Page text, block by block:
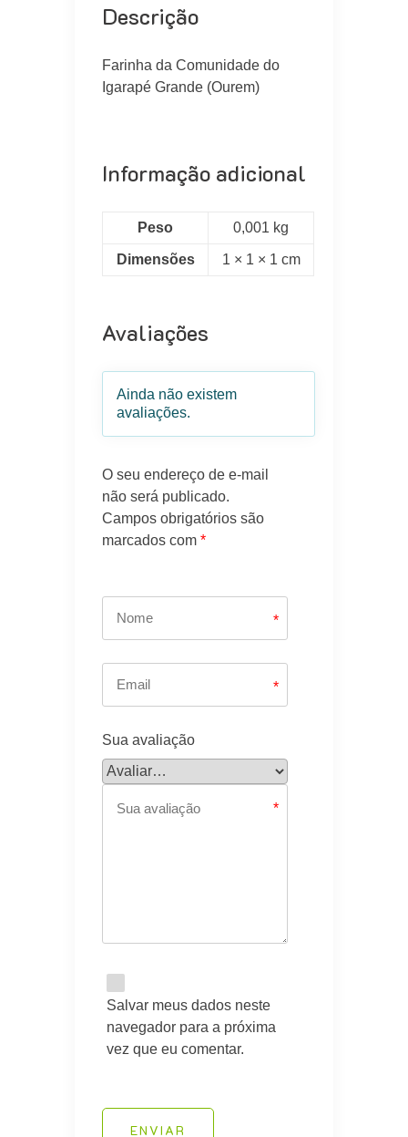
Descrição
Farinha da Comunidade do
Igarapé Grande (Ourem)
Informação adicional
Peso 0,001 kg
Dimensões 1 × 1 × 1 cm
Avaliações
Ainda não existem
avaliações.
O seu endereço de e-mail
não será publicado.
Campos obrigatórios são
marcados com*
*
*
Sua avaliação
*
Salvar meus dados neste
navegador para a próxima
vez que eu comentar.
ENVIAR